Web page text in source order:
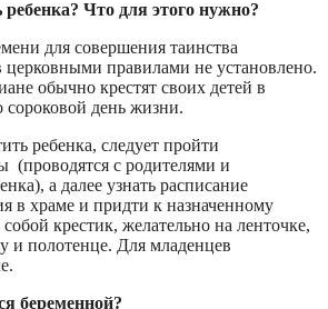
ребенка? Что для этого нужно?
для совершения таинства
правилами не установлено.
обычно крестят своих детей в
сороковой день жизни.
ребенка, следует пройти
(проводятся с родителями и
а далее узнать расписание
в храме и придти к назначенному
крестик, желательно на ленточке,
и полотенце. Для младенцев
беременной?